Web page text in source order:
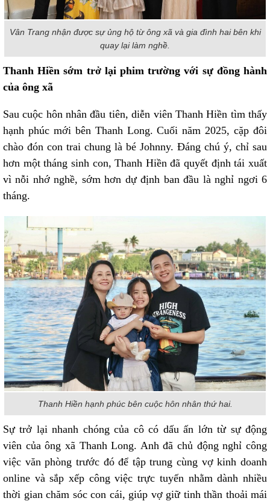
Vân Trang nhận được sự ủng hộ từ ông xã và gia đình hai bên khi
quay lại làm nghề.
Thanh Hiền sớm trở lại phim trường với sự đồng hành
của ông xã
Sau cuộc hôn nhân đầu tiên, diễn viên Thanh Hiền tìm thấy
hạnh phúc mới bên Thanh Long. Cuối năm 2025, cặp đôi
chào đón con trai chung là bé Johnny. Đáng chú ý, chỉ sau
hơn một tháng sinh con, Thanh Hiền đã quyết định tái xuất
vì nỗi nhớ nghề, sớm hơn dự định ban đầu là nghỉ ngơi 6
tháng.
Thanh Hiền hạnh phúc bên cuộc hôn nhân thứ hai.
Sự trở lại nhanh chóng của cô có dấu ấn lớn từ sự động
viên của ông xã Thanh Long. Anh đã chủ động nghỉ công
việc văn phòng trước đó để tập trung cùng vợ kinh doanh
online và sắp xếp công việc trực tuyến nhằm dành nhiều
thời gian chăm sóc con cái, giúp vợ giữ tinh thần thoải mái